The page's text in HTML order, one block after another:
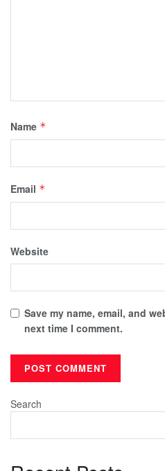
Name *
Email *
Website
Save my name, email, and
next time I comment.
Search